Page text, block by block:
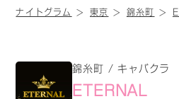
ナイトグラム 東京 錦糸町
錦糸町 / キャバクラ
ETERNAL